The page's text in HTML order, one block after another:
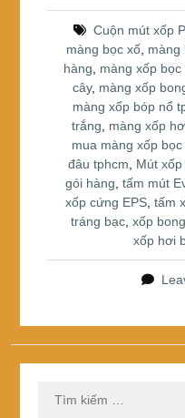
b
o
o
k
eCuộn mút xốp
màng bọc xố, màng
hàng, màng xốp
cây, màng xốp
màng xốp bóp nổ
trắng, màng xốp
mua màng xốp bọc
đâu tphcm, Mút
gói hàng,tấm mút
xốp cứng EPS,tấm
tráng bạc, xốp
xốp hơi
kiếm